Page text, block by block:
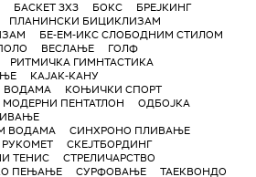
БАСКЕТ 3X3 БОКС
БРЕЈКИНГ
ПЛАНИНСКИ БИЦИКЛИЗАМ
БЕ-ЕМ-ИКС СЛОБОДНИМ СТИЛОМ
ВЕСЛАЊЕ
ГОЛФ
РИТМИЧКА ГИМНТАСТИКА
КАЈАК-КАНУ
ВОДАМА
КОЊИЧКИ СПОРТ
МОДЕРНИ ПЕНТАТЛОН
ОДБОЈКА
ВОДАМА
СИНХРОНО ПЛИВАЊЕ
РУКОМЕТ
СКЕЈТБОРДИНГ
ТЕНИС
СТРЕЛИЧАРСТВО
ПЕЊАЊЕ СУРФОВАЊЕ
ТАЕКВОНДО